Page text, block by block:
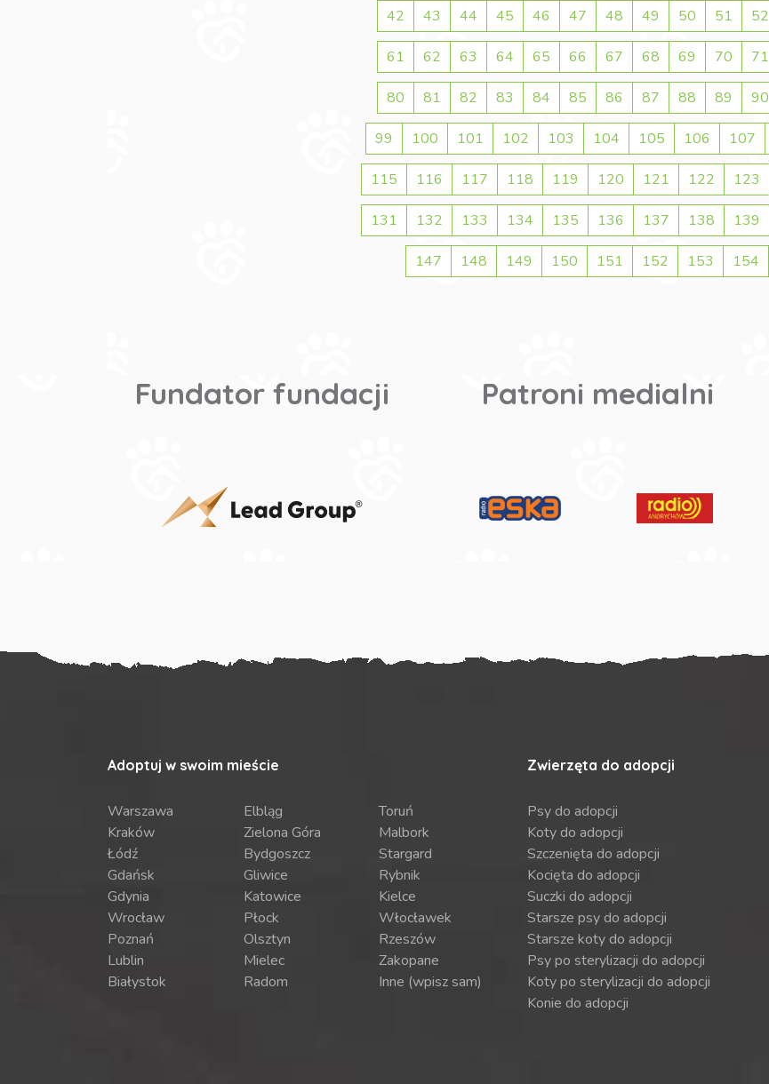
42 43 44 45 46 47 48 49 50 51 52
61 62 63 64 65 66 67 68 69 70 71
80 81 82 83 84 85 86 87 88 89 90
99 100 101 102 103 104 105 106 107
115 116 117 118 119 120 121 122 123
131 132 133 134 135 136 137 138 139
147 148 149 150 151 152 153 154
Fundator fundacji Patroni medialni
Adoptuj w swoim mieście
Warszawa
Kraków
Łódź
Gdańsk
Gdynia
Wrocław
Poznań
Lublin
Białystok
Elbląg
Zielona Góra
Bydgoszcz
Gliwice
Katowice
Płock
Olsztyn
Mielec
Radom
Toruń
Malbork
Stargard
Rybnik
Kielce
Włocławek
Rzeszów
Zakopane
Inne (wpisz sam)
Zwierzęta do adopcji
Psy do adopcji
Koty do adopcji
Szczenięta do adopcji
Kocięta do adopcji
Suczki do adopcji
Starsze psy do adopcji
Starsze koty do adopcji
Psy po sterylizacji do adopcji
Koty po sterylizacji do adopcji
Konie do adopcji